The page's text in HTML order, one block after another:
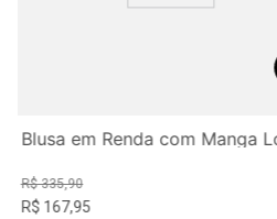
Blusa em Renda com Manga
R$ 335,90
R$ 167,95